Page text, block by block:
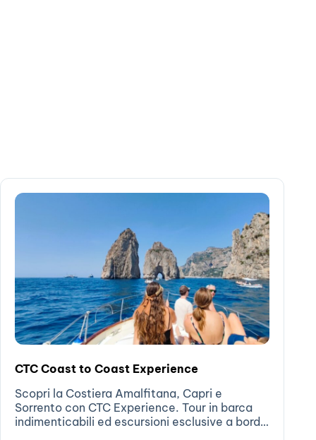
CTC Coast to Coast Experience
Scopri la Costiera Amalfitana, Capri e
Sorrento con CTC Experience. Tour in barca
indimenticabili ed escursioni esclusive a bordo